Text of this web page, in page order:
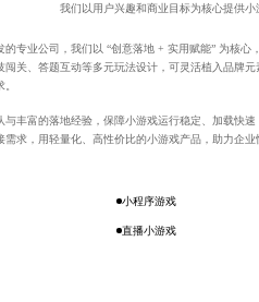
我们以用户兴趣和商业目标为核心提供
的专业公司，我们以 “创意落地 + 实用赋能” 为核心
闯关、答题互动等多元玩法设计，可灵活植入品牌
与丰富的落地经验，保障小游戏运行稳定、加载快
需求，用轻量化、高性价比的小游戏产品，助力企
小程序游戏
直播小游戏